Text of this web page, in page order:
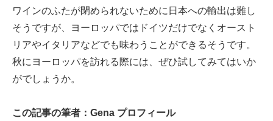
ワインのふたが閉められないために日本への輸出は難し
そうですが、ヨーロッパではドイツだけでなくオースト
リアやイタリアなどでも味わうことができるそうです。
秋にヨーロッパを訪れる際には、ぜひ試してみてはいか
がでしょうか。
この記事の筆者：Gena プロフィール